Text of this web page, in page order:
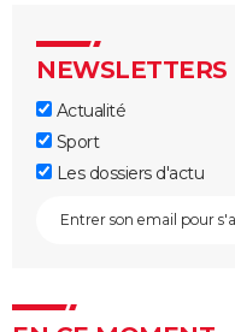
NEWSLETTERS
Actualité
Sport
Les dossiers d'actu